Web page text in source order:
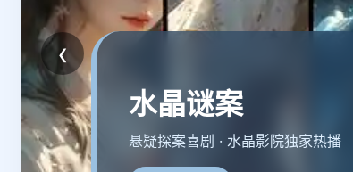
水晶谜案
悬疑探案喜剧 · 水晶影院独家热播
‹